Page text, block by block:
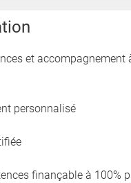
et
personnalisé
finançable à 100%